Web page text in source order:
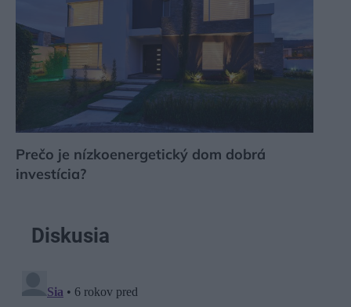
Prečo je nízkoenergetický dom dobrá
investícia?
Diskusia